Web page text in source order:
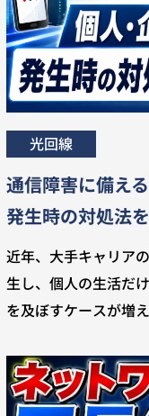
光回線
通信障害に備え
発生時の対処法
近年、大手キャリア
生し、個人の生活だ
を及ぼすケースが増